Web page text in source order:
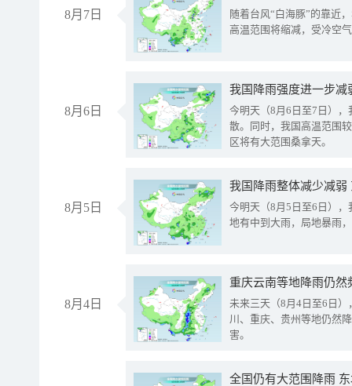
8月7日
随着台风“白海豚”的靠近
高温范围将缩减，受冷空
8月6日
今明天（8月6日至7日）
散。同时，我国高温范围
区将有大范围桑拿天。
8月5日
我国降雨整体减少减弱
今明天（8月5日至6日）
地有中到大雨，局地暴雨
8月4日
重庆云南等地降雨仍然
未来三天（8月4日至6日
川、重庆、贵州等地仍然
害。
全国仍有大范围降雨